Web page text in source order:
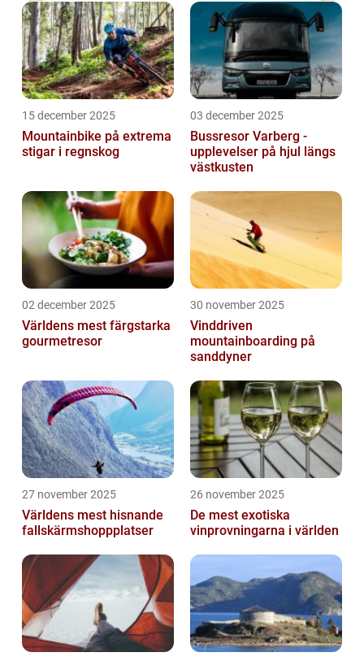
15 december 2025
Mountainbike på extrema
stigar i regnskog
03 december 2025
Bussresor Varberg -
upplevelser på hjul längs
västkusten
02 december 2025
Världens mest färgstarka
gourmetresor
30 november 2025
Vinddriven
mountainboarding på
sanddyner
27 november 2025
Världens mest hisnande
fallskärmshoppplatser
26 november 2025
De mest exotiska
vinprovningarna i världen